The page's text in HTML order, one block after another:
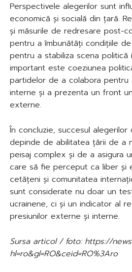
Perspectivele alegerilor sunt
economică și socială din țară.
și măsurile de redresare post-
pentru a îmbunătăți condițiile
pentru a stabiliza scena
important este coeziunea
partidelor de a colabora pentru
interne și a prezenta un front
externe.
În concluzie, succesul alegerilor
depinde de abilitatea țării de a
peisaj complex și de a asigura
care să fie perceput ca liber și
cetățeni și comunitatea
sunt considerate nu doar un
ucrainene, ci și un indicator al
presiunilor externe și interne.
Sursa articol / foto: https://
hl=ro&gl=RO&ceid=RO%3Aro